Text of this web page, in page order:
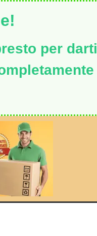
per darti